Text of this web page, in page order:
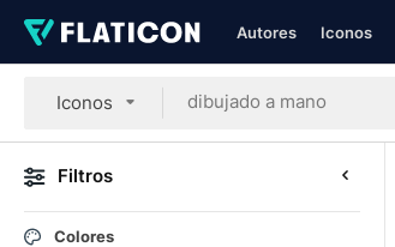
Autores Iconos
Iconos
Filtros
Colores